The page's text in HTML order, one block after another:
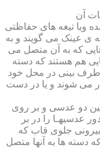
آن
ویا تیغه های حفاظتی
ی عینک می گویند و به
که به آن متصل می
هم هستند که دسته
طرف بینی در محل خود
می شوند و یا در دست
دو عدسی و بر روی
عدسیهـا را در بر
جلوی قاب که
دسته ها به آنها متصل